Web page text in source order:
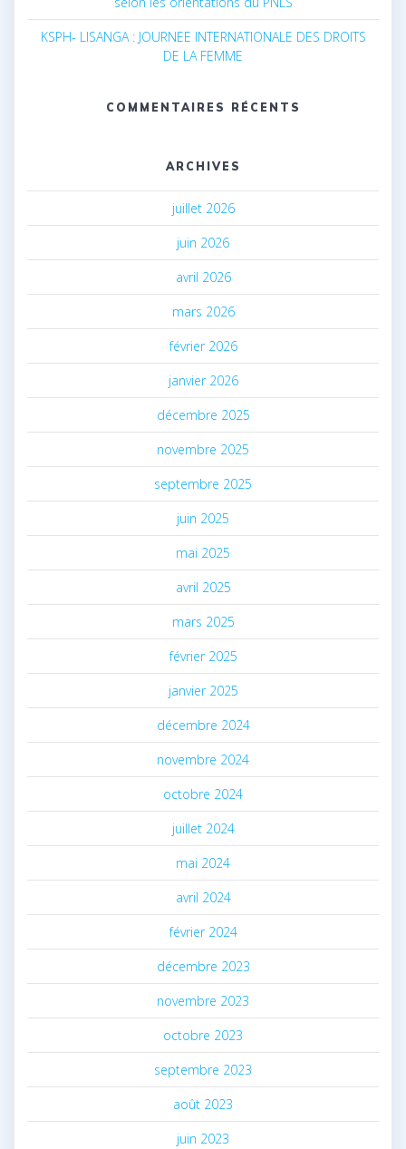
KSPH- LISANGA : JOURNEE INTERNATIONALE DES DROITS
DE LA FEMME
COMMENTAIRES RÉCENTS
ARCHIVES
juillet 2026
juin 2026
avril 2026
mars 2026
février 2026
janvier 2026
décembre 2025
novembre 2025
septembre 2025
juin 2025
mai 2025
avril 2025
mars 2025
février 2025
janvier 2025
décembre 2024
novembre 2024
octobre 2024
juillet 2024
mai 2024
avril 2024
février 2024
décembre 2023
novembre 2023
octobre 2023
septembre 2023
août 2023
juin 2023